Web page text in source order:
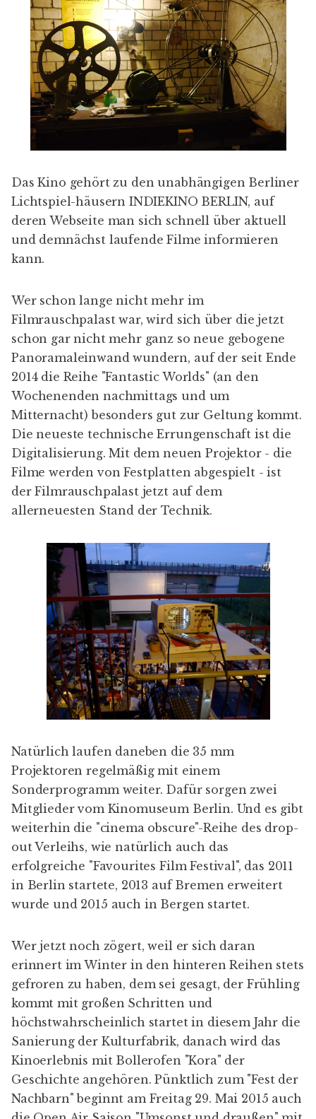
Das Kino gehört zu den unabhängigen Berliner
Lichtspiel-häusern INDIEKINO BERLIN, auf
deren Webseite man sich schnell über aktuell
und demnächstlaufende Filme informieren
kann.
Wer schon lange nicht mehr im
Filmrauschpalast war, wird sich über die jetzt
schon gar nicht mehr ganz so neue gebogene
Panoramaleinwand wundern, auf der seit Ende
2014 die Reihe "Fantastic Worlds" (an den
Wochenenden nachmittags und um
Mitternacht) besonders gut zur Geltung kommt.
Die neueste technische Errungenschaft ist die
Digitalisierung. Mit dem neuen Projektor - die
Filme werden von Festplatten abgespielt - ist
der Filmrauschpalast jetzt auf dem
allerneuesten Stand der Technik.
Natürlich laufen daneben die 35 mm
Projektoren regelmäßig mit einem
Sonderprogramm weiter. Dafür sorgen zwei
Mitglieder vom Kinomuseum Berlin. Und es gibt
weiterhin die "cinema obscure"-Reihe des drop-
out Verleihs, wie natürlich auch das
erfolgreiche "Favourites Film Festival", das 2011
in Berlin startete, 2013 auf Bremen erweitert
wurde und 2015 auch in Bergen startet.
Wer jetzt noch zögert, weil er sich daran
erinnert im Winter in den hinteren Reihen stets
gefroren zu haben, dem sei gesagt, der Frühling
kommt mit großen Schritten und
höchstwahrscheinlich startet in diesem Jahr die
Sanierung der Kulturfabrik, danach wird das
Kinoerlebnis mit Bollerofen "Kora" der
Geschichte angehören. Pünktlich zum "Fest der
Nachbarn" beginnt am Freitag 29. Mai 2015 auch